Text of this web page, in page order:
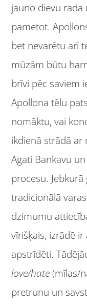
jauno dievu
pametot.
bet nevarētu arī
mūzām būtu
brīvi pēc saviem
Apollona tēlu
nomāktu, vai
ikdienā strādā ar
Agati Bankavu
procesu.
tradicionālā
dzimumu
vīrišķais, izrādē
apstrīdēti.
love/hate(mīlas/
pretrunu un